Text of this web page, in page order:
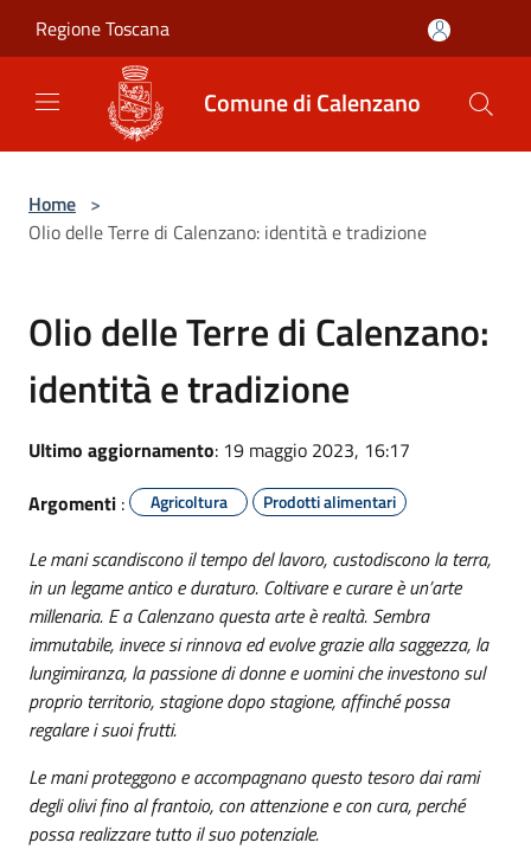
Regione Toscana
Comune di Calenzano
Home >
Olio delle Terre di Calenzano: identità e tradizione
Olio delle Terre di Calenzano:
identità e tradizione
Ultimo aggiornamento: 19 maggio 2023, 16:17
Argomenti : Agricoltura Prodotti alimentari
Le mani scandiscono il tempo del lavoro, custodiscono la terra,
in un legame antico e duraturo. Coltivare e curare è un’arte
millenaria. E a Calenzano questa arte è realtà. Sembra
immutabile, invece si rinnova ed evolve grazie alla saggezza, la
lungimiranza, la passione di donne e uomini che investono sul
proprio territorio, stagione dopo stagione, affinché possa
regalare i suoi frutti.
Le mani proteggono e accompagnano questo tesoro dai rami
degli olivi fino al frantoio, con attenzione e con cura, perché
possa realizzare tutto il suo potenziale.